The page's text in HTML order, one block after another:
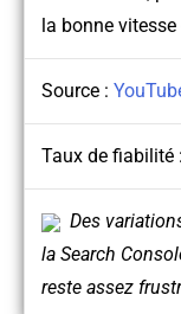
la bonne
Source :
Taux de fiabilité :
Des
la Search
reste assez